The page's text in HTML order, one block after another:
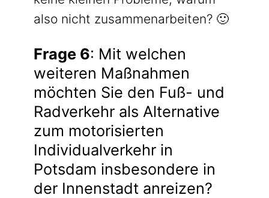
also nicht zusammenarbeiten? 🙂
Frage 6: Mit welchen
weiteren Maßnahmen
möchten Sie den Fuß- und
Radverkehr als Alternative
zum motorisierten
Individualverkehr in
Potsdam insbesondere in
der Innenstadt anreizen?